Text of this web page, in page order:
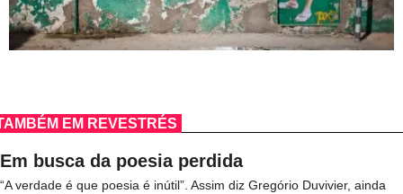
EM REVESTRÉS
Em busca da poesia perdida
“A verdade é que poesia é inútil”. Assim diz Gregório Duvivier, ainda